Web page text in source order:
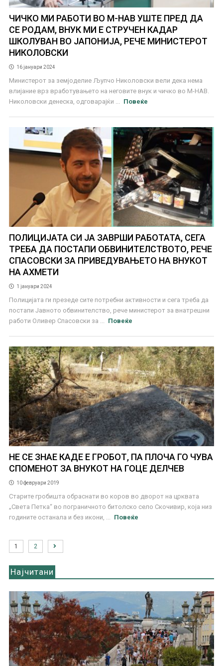
ЧИЧКО МИ РАБОТИ ВО М-НАВ УШТЕ ПРЕД ДА
СЕ РОДАМ, ВНУК МИ Е СТРУЧЕН КАДАР
ШКОЛУВАН ВО ЈАПОНИЈА, РЕЧЕ МИНИСТЕРОТ
НИКОЛОВСКИ
16 јануари 2024
Министерот за земјоделие Љупчо Николовски вели дека нема
влијание врз вработувањето на неговите внук и чичко во М-НАВ.
Николовски денеска, одговарајќи ...
Повеќе
ПОЛИЦИЈАТА СИ ЈА ЗАВРШИ РАБОТАТА, СЕГА
ТРЕБА ДА ПОСТАПИ ОБВИНИТЕЛСТВОТО, РЕЧЕ
СПАСОВСКИ ЗА ПРИВЕДУВАЊЕТО НА ВНУКОТ
НА АХМЕТИ
1 јануари 2024
Полицијата ги презеде сите потребни активности и сега треба да
постапи Јавното обвинителство, рече министерот за внатрешни
работи Оливер Спасовски за ...
Повеќе
НЕ СЕ ЗНАЕ КАДЕ Е ГРОБОТ, ПА ПЛОЧА ГО ЧУВА
СПОМЕНОТ ЗА ВНУКОТ НА ГОЦЕ ДЕЛЧЕВ
10 февруари 2019
Старите гробишта обраснати во коров во дворот на црквата
„Света Петка“ во пограничното битолско село Скочивир, која низ
годините останала и без икони, ...
Повеќе
1 2
Најчитани